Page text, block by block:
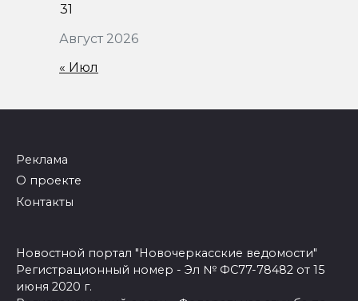
Август 2026
31
« Июл
Реклама
О проекте
Контакты
Новостной портал "Новочеркасские ведомости"
Регистрационный номер - Эл № ФС77-78482 от 15
июня 2020 г.